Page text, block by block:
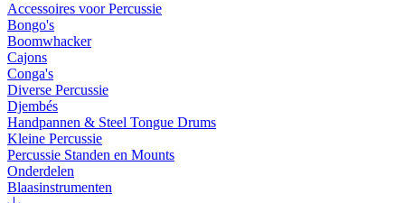
Accessoires voor Percussie
Bongo's
Boomwhacker
Cajons
Conga's
Diverse Percussie
Djembés
Handpannen & Steel Tongue Drums
Kleine Percussie
Percussie Standen en Mounts
Onderdelen
Blaasinstrumenten